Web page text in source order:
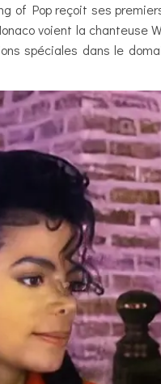
of Pop reçoit ses
voient la chanteuse
spéciales dans le